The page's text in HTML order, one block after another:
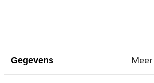
gallerij
gallerij
Gegevens